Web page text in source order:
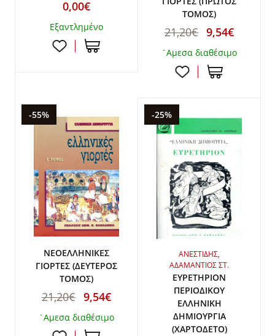
0,00€
Εξαντλημένο
ΤΟΜΟΣ)
21,20€ 9,54€
`Αμεσα διαθέσιμο
-55%
ΝΕΟΕΛΛΗΝΙΚΕΣ
ΓΙΟΡΤΕΣ (ΔΕΥΤΕΡΟΣ
ΤΟΜΟΣ)
21,20€ 9,54€
`Αμεσα διαθέσιμο
-25%
ΑΝΕΣΤΙΔΗΣ,
ΑΔΑΜΑΝΤΙΟΣ ΣΤ.
ΕΥΡΕΤΗΡΙΟΝ
ΠΕΡΙΟΔΙΚΟΥ
ΕΛΛΗΝΙΚΗ
ΔΗΜΙΟΥΡΓΙΑ
(ΧΑΡΤΟΔΕΤΟ)